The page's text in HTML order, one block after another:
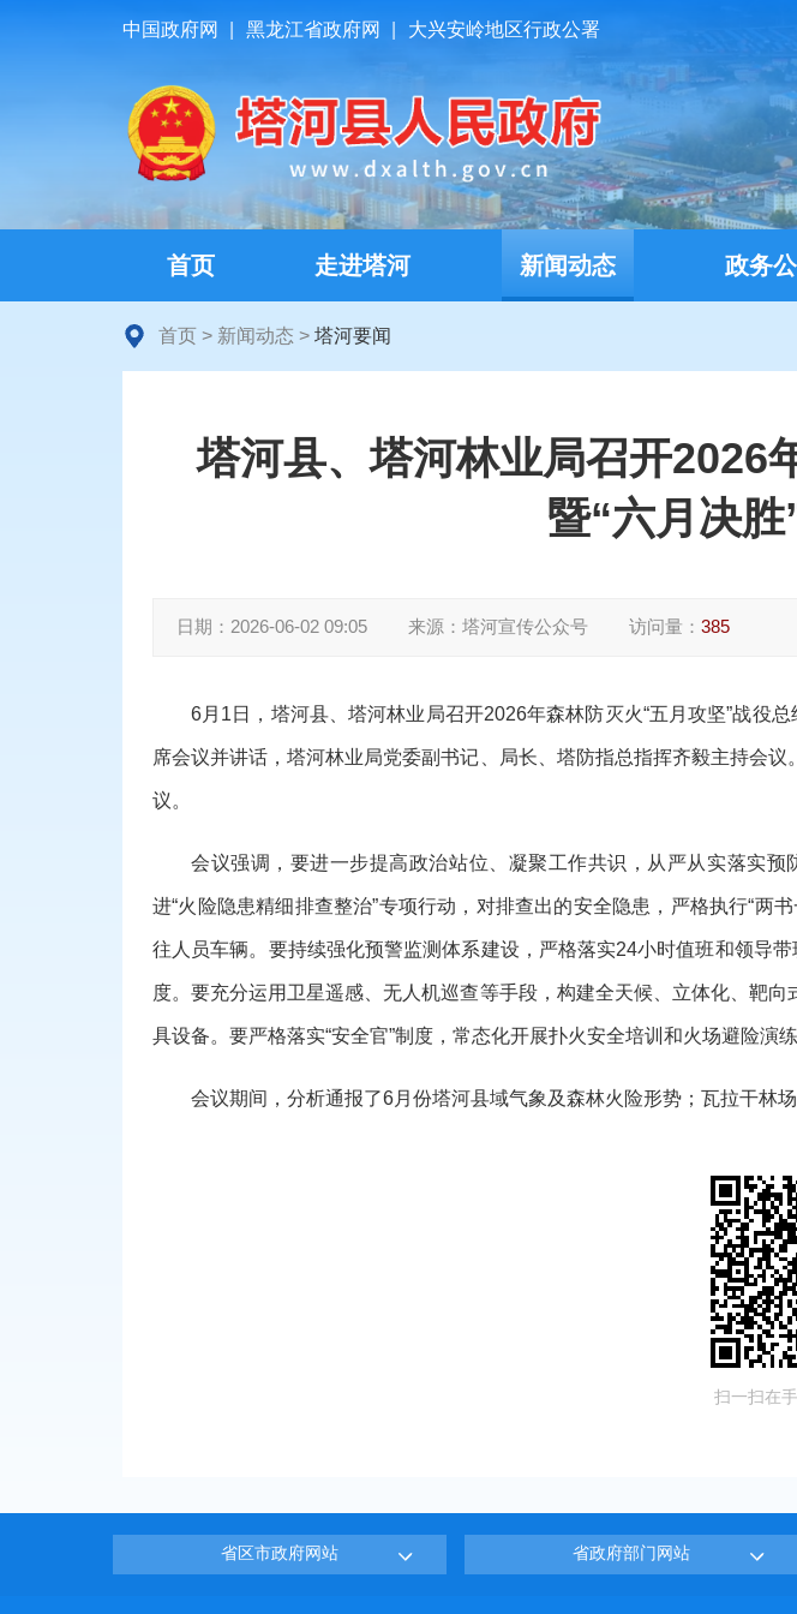
中国政府网 黑龙江省政府网 大兴安岭地区行政公署
首页 走进塔河 新闻动态 政务
首页 > 新闻动态 > 塔河要闻
塔河县、塔河林业局召开2026
暨“六月决
日期： 2026-06-02 09:05 来源： 塔河宣传公众号 访问量： 385
6月1日，塔河县、塔河林业局召开2026年森林防灭火“五月攻坚”战役
席会议并讲话，塔河林业局党委副书记、局长、塔防指总指挥齐毅主持会
议。
会议强调，要进一步提高政治站位、凝聚工作共识，从严从实落实
进“火险隐患精细排查整治”专项行动，对排查出的安全隐患，严格执行“两
往人员车辆。要持续强化预警监测体系建设，严格落实24小时值班和领导
度。要充分运用卫星遥感、无人机巡查等手段，构建全天候、立体化、靶
具设备。要严格落实“安全官”制度，常态化开展扑火安全培训和火场避险演
会议期间，分析通报了6月份塔河县域气象及森林火险形势；瓦拉干林
扫一扫在
省区市政府网站 省政府部门网站